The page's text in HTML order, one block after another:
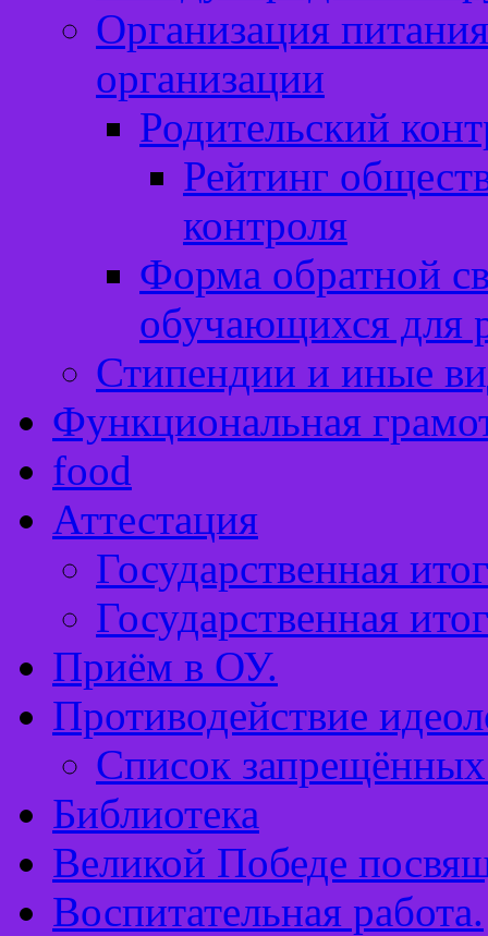
Организация
организации
Родительский
Рейтинг
контроля
Форма обратной
обучающихся для
Стипендии и иные
Функциональная
food
Аттестация
Государственная
Государственная
Приём в ОУ.
Противодействие
Список запрещённых
Библиотека
Великой Победе
Воспитательная работа.